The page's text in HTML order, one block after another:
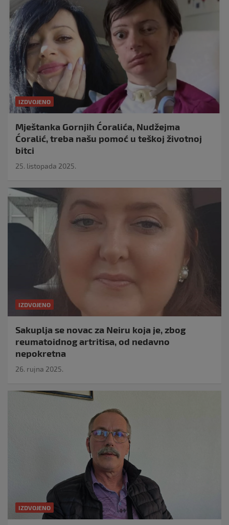
IZDVOJENO
Mještanka Gornjih Ćoralića, Nudžejma
Ćoralić, treba našu pomoć u teškoj životnoj
bitci
25. listopada 2025.
IZDVOJENO
Sakuplja se novac za Neiru koja je, zbog
reumatoidnog artritisa, od nedavno
nepokretna
26. rujna 2025.
IZDVOJENO